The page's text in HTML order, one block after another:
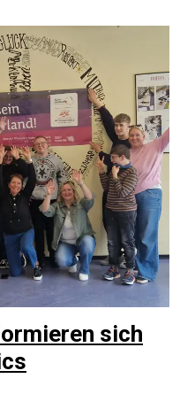
sich